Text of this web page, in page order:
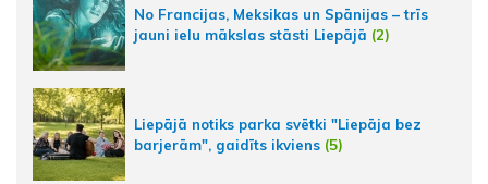
No Francijas, Meksikas un Spānijas – trīs
jauni ielu mākslas stāsti Liepājā (2)
Liepājā notiks parka svētki "Liepāja bez
barjerām", gaidīts ikviens (5)